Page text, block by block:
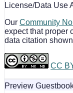
License/Data Use
Our Community
expect that proper
data citation
CC
Preview